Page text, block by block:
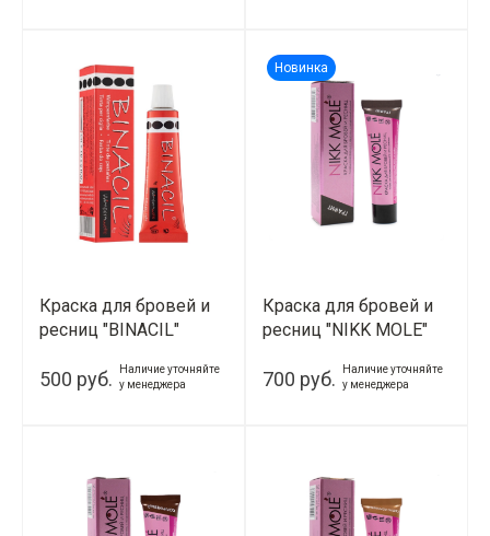
Краска для бровей и
ресниц "BINACIL"
500 руб.
Наличие уточняйте
у менеджера
Новинка
Краска для бровей и
ресниц "NIKK MOLE"
700 руб.
Наличие уточняйте
у менеджера